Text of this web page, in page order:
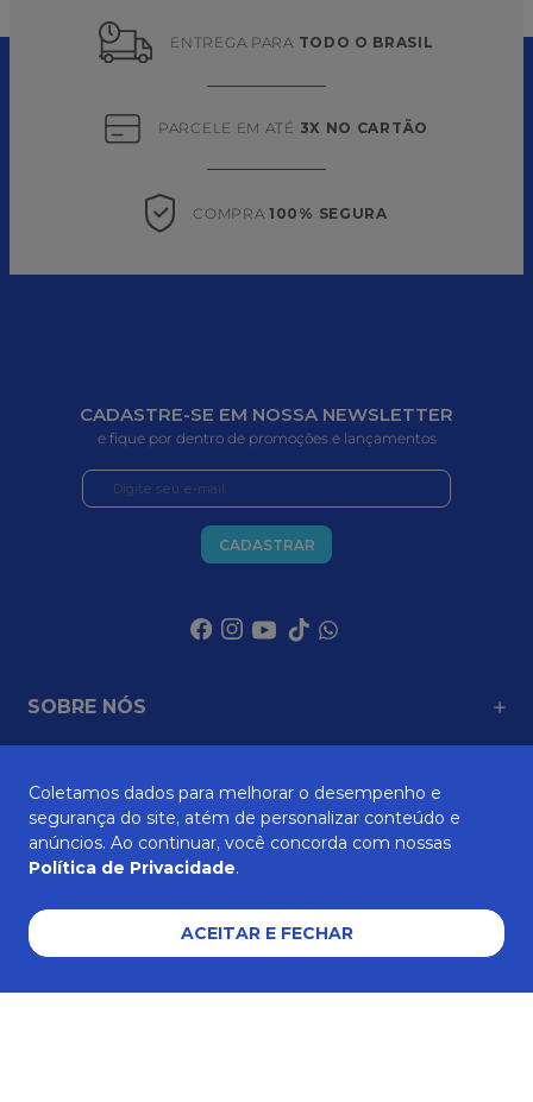
ENTREGA PARA TODO O BRASIL
PARCELE EM ATÉ 3X NO CARTÃO
COMPRA 100% SEGURA
CADASTRE-SE EM NOSSA NEWSLETTER
e fique por dentro de promoções e lançamentos
CADASTRAR
SOBRE NÓS
ATENDIMENTO
Coletamos dados para melhorar o desempenho e
segurança do site, atém de personalizar conteúdo e
anúncios. Ao continuar, você concorda com nossas
Política de Privacidade.
ACEITAR E FECHAR